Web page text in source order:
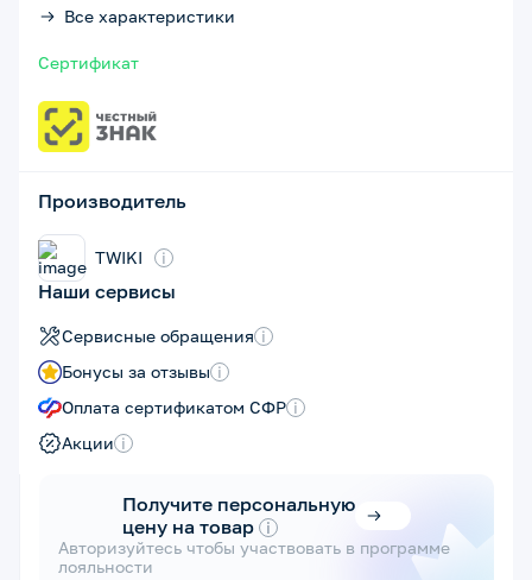
Все характеристики
Сертификат
Производитель
TWIKI i
Наши сервисы
Сервисные обращения i
Бонусы за отзывы i
Оплата сертификатом СФР i
Акции i
Получите персональную
цену на товар i
Авторизуйтесь чтобы участвовать в программе
лояльности